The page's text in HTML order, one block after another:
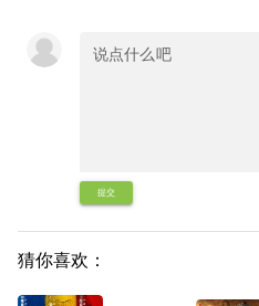
提交
猜你喜欢：